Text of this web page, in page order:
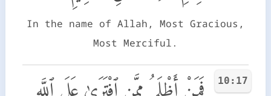
In the name of Allah, Most Gracious,
Most Merciful.
10:17
فَمَنْ أَظْلَمُ مِمَّنِ ٱفْتَرَىٰ عَلَى ٱللَّهِ